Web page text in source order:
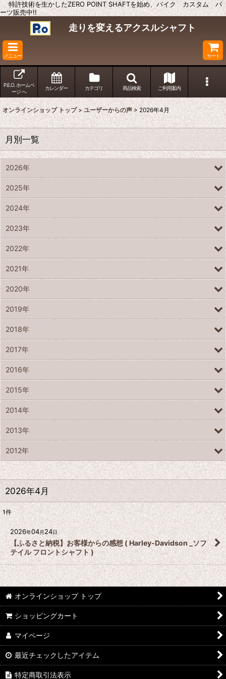
特許技術を生かしたZERO POINT SHAFTを始め、バイク カスタム パ
ーツ販売中!!
走りを変えるアクスルシャフト
メニュー カート
P.E.O. ホームペ
ージ へ
カレンダー カテゴリ 商品検索 ご利用案内
オンラインショップ トップ > ユーザーからの声 > 2026年4月
2026年4月
1件
2026年04月24日
【ふるさと納税】お客様からの感想 ( Harley-Davidson _ソフ
テイル フロントシャフト )
月別一覧
2026年
2025年
2024年
2023年
2022年
2021年
2020年
2019年
2018年
2017年
2016年
2015年
2014年
2013年
2012年
オンラインショップ トップ
ショッピングカート
マイページ
最近チェックしたアイテム
特定商取引法表示